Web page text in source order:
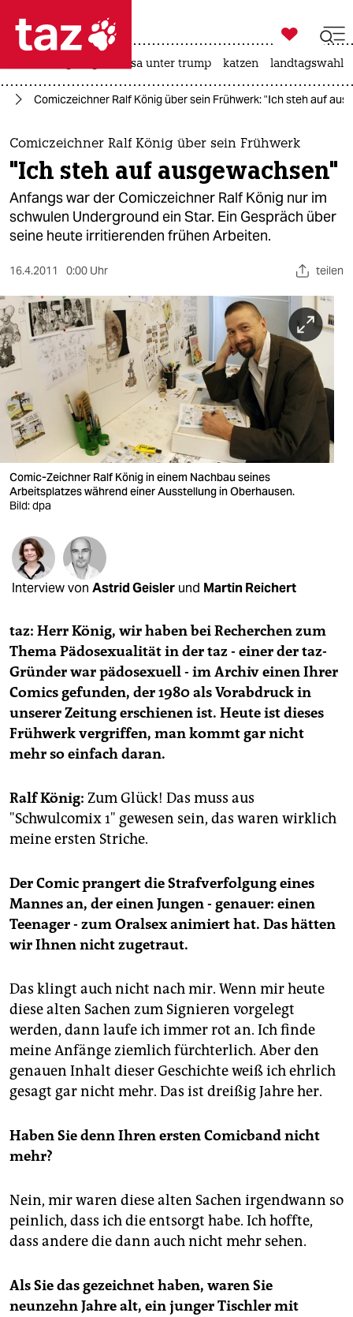
 taz zahl ich
taz zahl ich
themen
politik
öko
sport
berlin
nord
wahrheit
verlag
verlag
shop
fragen & hilfe
abo
genossenschaft
epaper login

taz zahl ich
usa unter trump katzen landtagswahl
Comiczeichner Ralf König über sein Frühwerk: "Ich steh auf
Comiczeichner Ralf König über sein Frühwerk
"Ich steh auf ausgewachsen"
Anfangs war der Comiczeichner Ralf König nur im
schwulen Underground ein Star. Ein Gespräch über
seine heute irritierenden frühen Arbeiten.
16.4.2011 0:00 Uhr teilen
Comic-Zeichner Ralf König in einem Nachbau seines
Arbeitsplatzes während einer Ausstellung in Oberhausen.
Bild: dpa
Interview von Astrid Geisler und Martin Reichert
taz: Herr König, wir haben bei Recherchen zum
Thema Pädosexualität in der taz - einer der taz-
Gründer war pädosexuell - im Archiv einen Ihrer
Comics gefunden, der 1980 als Vorabdruck in
unserer Zeitung erschienen ist. Heute ist dieses
Frühwerk vergriffen, man kommt gar nicht
mehr so einfach daran.
Ralf König: Zum Glück! Das muss aus
"Schwulcomix 1" gewesen sein, das waren wirklich
meine ersten Striche.
Der Comic prangert die Strafverfolgung eines
Mannes an, der einen Jungen - genauer: einen
Teenager - zum Oralsex animiert hat. Das hätten
wir Ihnen nicht zugetraut.
Das klingt auch nicht nach mir. Wenn mir heute
diese alten Sachen zum Signieren vorgelegt
werden, dann laufe ich immer rot an. Ich finde
meine Anfänge ziemlich fürchterlich. Aber den
genauen Inhalt dieser Geschichte weiß ich ehrlich
gesagt gar nicht mehr. Das ist dreißig Jahre her.
Haben Sie denn Ihren ersten Comicband nicht
mehr?
Nein, mir waren diese alten Sachen irgendwann so
peinlich, dass ich die entsorgt habe. Ich hoffte,
dass andere die dann auch nicht mehr sehen.
Als Sie das gezeichnet haben, waren Sie
neunzehn Jahre alt, ein junger Tischler mit